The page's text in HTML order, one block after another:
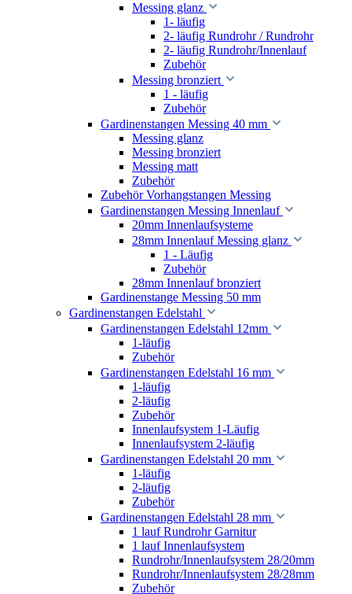
Messing glanz
1- läufig
2- läufig Rundrohr / Rundrohr
2- läufig Rundrohr/Innenlauf
Zubehör
Messing bronziert
1 - läufig
Zubehör
Gardinenstangen Messing 40 mm
Messing glanz
Messing bronziert
Messing matt
Zubehör
Zubehör Vorhangstangen Messing
Gardinenstangen Messing Innenlauf
20mm Innenlaufsysteme
28mm Innenlauf Messing glanz
1 - Läufig
Zubehör
28mm Innenlauf bronziert
Gardinenstange Messing 50 mm
Gardinenstangen Edelstahl
Gardinenstangen Edelstahl 12mm
1-läufig
Zubehör
Gardinenstangen Edelstahl 16 mm
1-läufig
2-läufig
Zubehör
Innenlaufsystem 1-Läufig
Innenlaufsystem 2-läufig
Gardinenstangen Edelstahl 20 mm
1-läufig
2-läufig
Zubehör
Gardinenstangen Edelstahl 28 mm
1 lauf Rundrohr Garnitur
1 lauf Innenlaufsystem
Rundrohr/Innenlaufsystem 28/20mm
Rundrohr/Innenlaufsystem 28/28mm
Zubehör